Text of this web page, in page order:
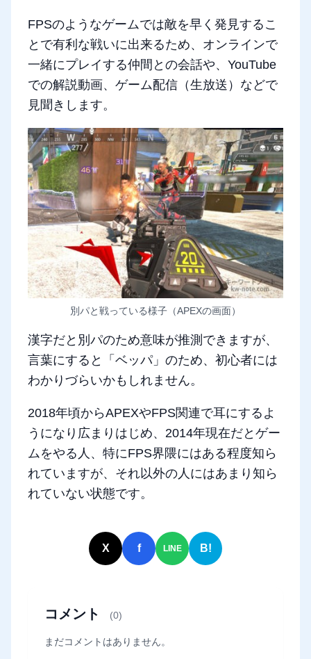
FPSのようなゲームでは敵を早く発見するこ
とで有利な戦いに出来るため、オンラインで
一緒にプレイする仲間との会話や、YouTube
での解説動画、ゲーム配信（生放送）などで
見聞きします。
別パと戦っている様子（APEXの画面）
漢字だと別パのため意味が推測できますが、
言葉にすると「ベッパ」のため、初心者には
わかりづらいかもしれません。
2018年頃からAPEXやFPS関連で耳にするよ
うになり広まりはじめ、2014年現在だとゲー
ムをやる人、特にFPS界隈にはある程度知ら
れていますが、それ以外の人にはあまり知ら
れていない状態です。
X f LINE B!
コメント (0)
まだコメントはありません。